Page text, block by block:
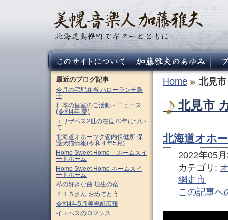
Home 北見市
北見市
北海道オホ
2022年05
カテゴリ:
網走市
この記事へ
最近のブログ記事
今月の宅配弁当 ハローランチ鳥
十
日本の皇室のご活動・ニュース
(令和4年 夏)
エリザベス2世の在位70年につい
て
北海道オホーツク管内保健所 保
護犬猫情報(令和４年5月)
Home Sweet Home – ホームスイ
ートホーム
Home Sweet Home ホームスイ
ートホーム
私の好きな曲 埴生の宿
４１５さん おめでとう
令和4年5月美幌町広報
イエペスのロマンス